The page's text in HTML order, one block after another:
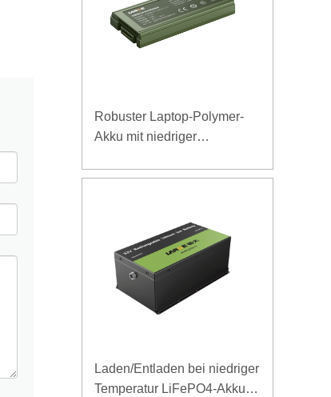
Robuster Laptop-Polymer-
Akku mit niedriger
Energiedichte, 11,1 V, 7800
Laden/Entladen bei niedriger
Temperatur LiFePO4-Akku